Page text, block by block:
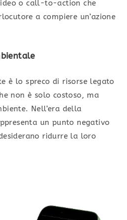
o call-to-action che
a compiere un’azione
è lo spreco di risorse legato
non è solo costoso, ma
Nell’era della
un punto negativo
ridurre la loro